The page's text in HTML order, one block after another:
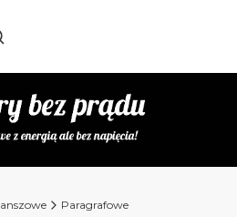
koszyku: 0. Zobacz szczegóły
wyszukiwarkę
Paragrafowe